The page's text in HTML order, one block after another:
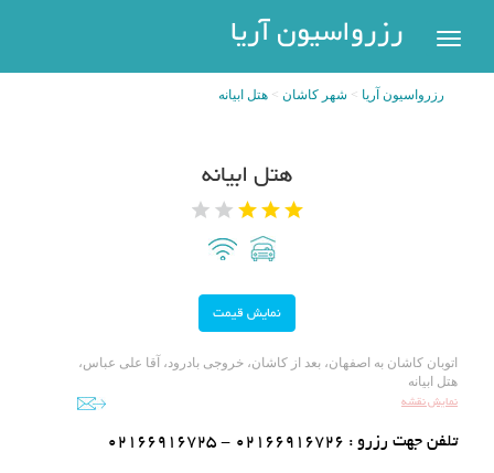
رزرواسیون آریارزرواسیون
اریا
پیگیری
رزرو
مشهد
هتل
های
رزرواسیون آریا شهر کاشان هتل ابیانه
هتل ابیانه
اتوبان کاشان به اصفهان، بعد از کاشان، خروجی بادرود، آقا علی عباس،
هتل ابیانه
نمایش نقشه
تلفن جهت رزرو : 02166916725 - 02166916726